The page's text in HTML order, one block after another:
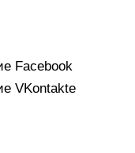
Facebook
VKontakte